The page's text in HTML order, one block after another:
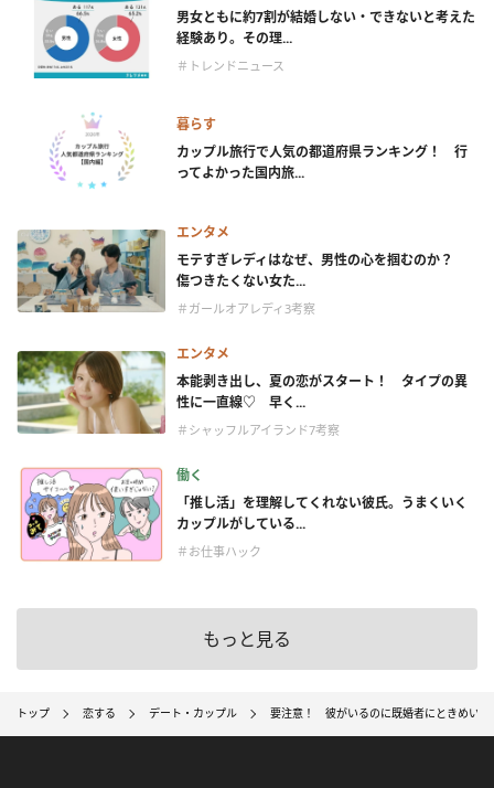
男女ともに約7割が結婚しない・できないと考えた
経験あり。その理...
＃トレンドニュース
暮らす
カップル旅行で人気の都道府県ランキング！ 行
ってよかった国内旅...
エンタメ
モテすぎレディはなぜ、男性の心を掴むのか？
傷つきたくない女た...
＃ガールオアレディ3考察
エンタメ
本能剥き出し、夏の恋がスタート！ タイプの異
性に一直線♡ 早く...
＃シャッフルアイランド7考察
働く
「推し活」を理解してくれない彼氏。うまくいく
カップルがしている...
＃お仕事ハック
もっと見る
トップ 恋する デート・カップル 要注意！ 彼がいるのに既婚者にときめいて